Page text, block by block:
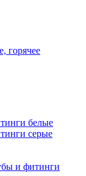
горячее
белые
серые
и фитинги